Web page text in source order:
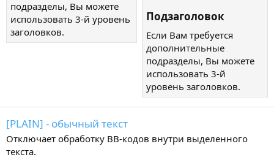
подразделы, Вы можете
использовать 3-й уровень
заголовков.
Подзаголовок​
Если Вам требуется
дополнительные
подразделы, Вы можете
использовать 3-й
уровень заголовков.
[PLAIN] - обычный текст
Отключает обработку BB-кодов внутри выделенного
текста.